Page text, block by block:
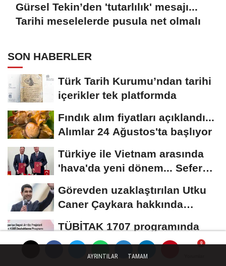
Gürsel Tekin’den 'tutarlılık' mesajı...
Tarihi meselelerde pusula net olmalı
SON HABERLER
Türk Tarih Kurumu’ndan tarihi
içerikler tek platformda
Fındık alım fiyatları açıklandı...
Alımlar 24 Ağustos'ta başlıyor
Türkiye ile Vietnam arasında
'hava'da yeni dönem... Sefer
Görevden uzaklaştırılan Utku
Caner Çaykara hakkında
tahliye kararı
TÜBİTAK 1707 programında
2026 yılı ilk dönem sonuçları
açıklandı
AYRINTILAR TAMAM